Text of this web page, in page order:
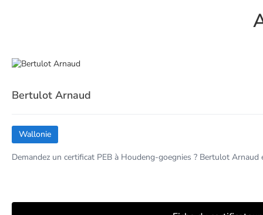
Bertulot Arnaud
Wallonie
Demandez un certificat PEB à Houdeng-goegnies ? Bertulot